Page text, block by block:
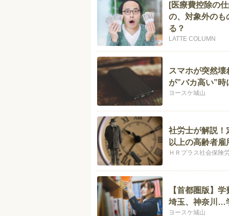
[医療費控除の
の、対象外のも
る？
LATTE COLUMN
スマホが突然
が”バカ高い”
ヨースケ城山
社労士が解説！
以上の高齢者
ＨＲプラス社会保険
【首都圏版】
埼玉、神奈川…
ヨースケ城山